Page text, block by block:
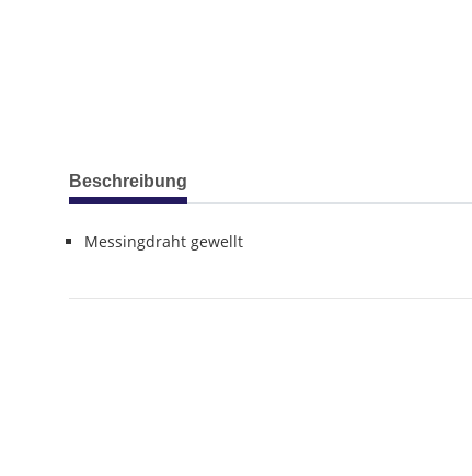
weitere Registerkarten anzeigen
Beschreibung
Messingdraht gewellt